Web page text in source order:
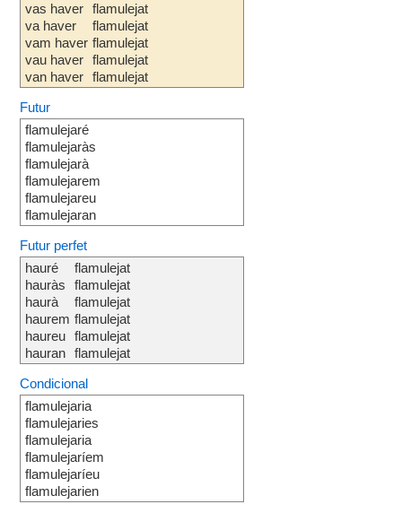
vas haver
va haver
vam haver
vau haver
van haver
flamulejat
flamulejat
flamulejat
flamulejat
flamulejat
Futur
flamulejaré
flamulejaràs
flamulejarà
flamulejarem
flamulejareu
flamulejaran
Futur perfet
hauré
hauràs
haurà
haurem
haureu
hauran
flamulejat
flamulejat
flamulejat
flamulejat
flamulejat
flamulejat
Condicional
flamulejaria
flamulejaries
flamulejaria
flamulejaríem
flamulejaríeu
flamulejarien